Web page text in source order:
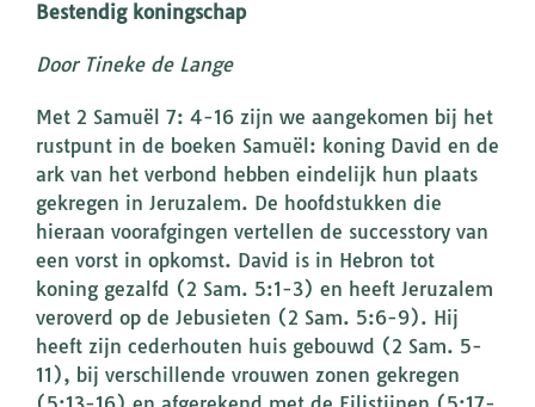
Bestendig koningschap
Door Tineke de Lange
Met 2 Samuël 7: 4-16 zijn we aangekomen bij het
rustpunt in de boeken Samuël: koning David en de
ark van het verbond hebben eindelijk hun plaats
gekregen in Jeruzalem. De hoofdstukken die
hieraan voorafgingen vertellen de successtory van
een vorst in opkomst. David is in Hebron tot
koning gezalfd (2 Sam. 5:1-3) en heeft Jeruzalem
veroverd op de Jebusieten (2 Sam. 5:6-9). Hij
heeft zijn cederhouten huis gebouwd (2 Sam. 5-
11), bij verschillende vrouwen zonen gekregen